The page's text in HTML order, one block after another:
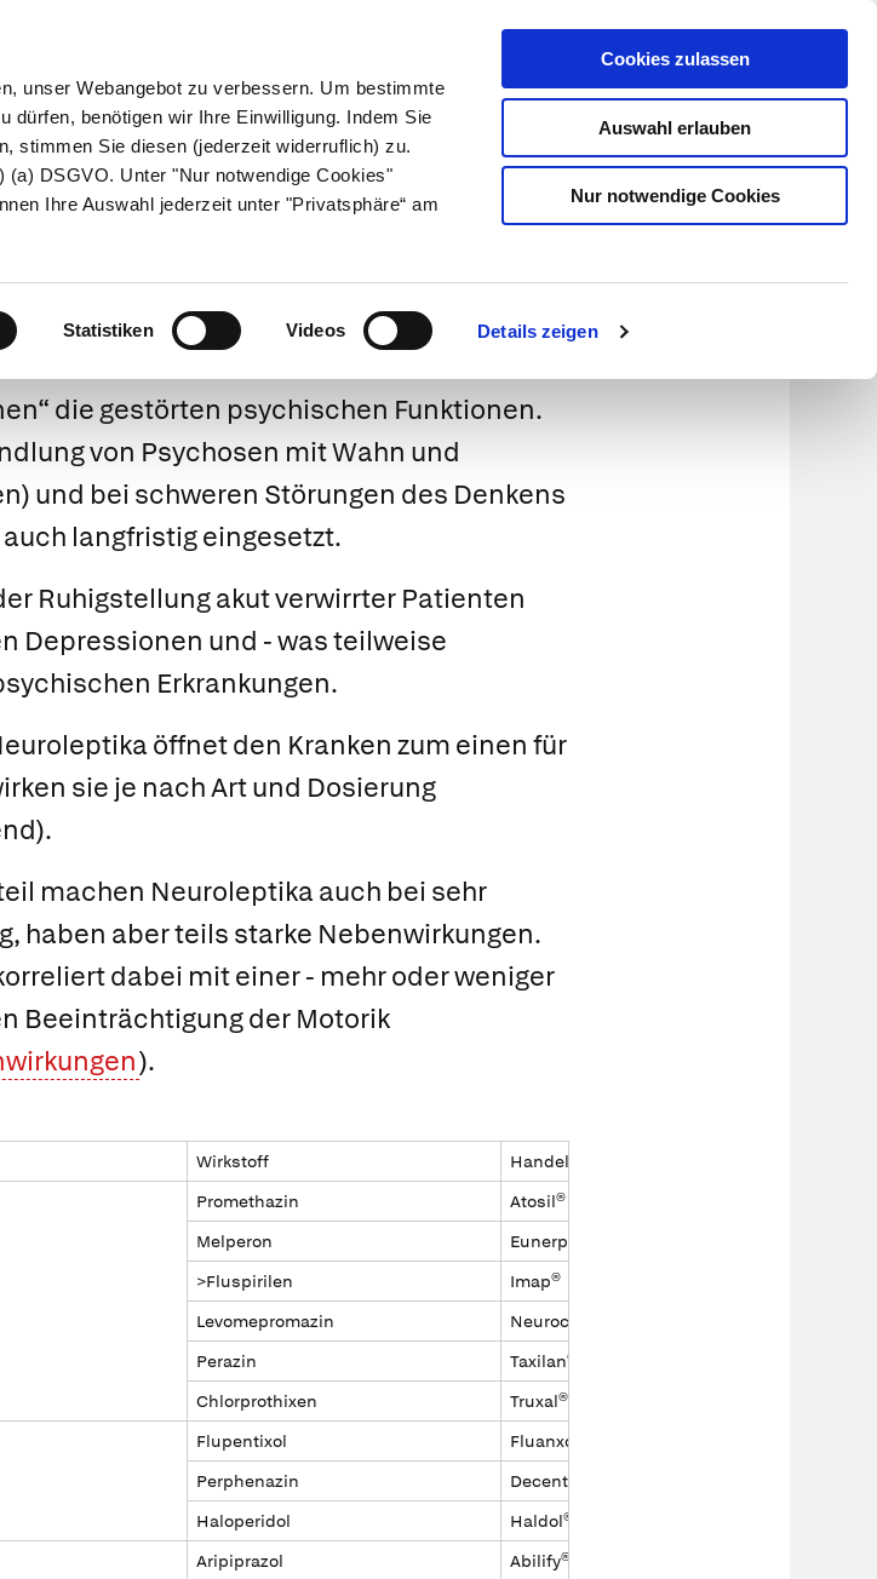
unser Webangebot zu verbessern. Um bestimmte
dürfen, benötigen wir Ihre Einwilligung. Indem Sie
stimmen Sie diesen (jederzeit widerruflich) zu.
DSGVO. Unter "Nur notwendige Cookies"
Ihre Auswahl jederzeit unter "Privatsphäre“ am
Statistiken Videos Details zeigen
Cookies zulassen
Auswahl erlauben
Nur notwendige Cookies
Kundenlogin
Suche
Eltern & Kind Gesund leben Über uns
die gestörten psychischen Funktionen.
von Psychosen mit Wahn und
und bei schweren Störungen des Denkens
langfristig eingesetzt.
Ruhigstellung akut verwirrter Patienten
Depressionen und - was teilweise
Erkrankungen.
öffnet den Kranken zum einen für
sie je nach Art und Dosierung
machen Neuroleptika auch bei sehr
haben aber teils starke Nebenwirkungen.
dabei mit einer - mehr oder weniger
Beeinträchtigung der Motorik
).
Wirkstoff
Handelsname
Promethazin
Atosil®
Melperon
Eunerpan®
>Fluspirilen
Imap®
Levomepromazin
Neurocil®
Perazin
Taxilan®
Chlorprothixen
Truxal®
Flupentixol
Fluanxol®
Perphenazin
Decentan®
Haloperidol
Haldol®
Aripiprazol
Abilify®